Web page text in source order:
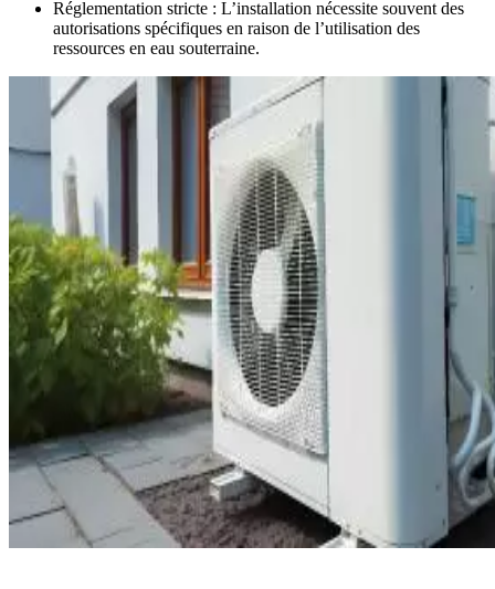
Réglementation stricte : L’installation nécessite souvent des
autorisations spécifiques en raison de l’utilisation des
ressources en eau souterraine.